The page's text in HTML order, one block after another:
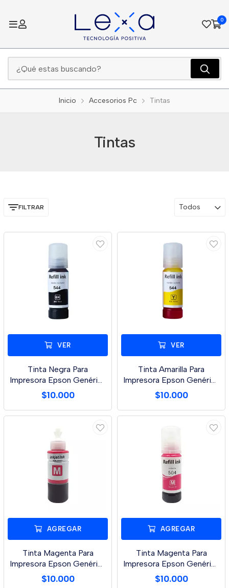
0
Inicio Accesorios Pc Tintas
Tintas
FILTRAR Todos
VER
Tinta Negra Para
Impresora Epson Genérica
X 70 Ml L3110/L3
$10.000
VER
Tinta Amarilla Para
Impresora Epson Genérica
X 70 Ml L3110
$10.000
AGREGAR
Tinta Magenta Para
Impresora Epson Genérica
X 100ml L210/L35
$10.000
AGREGAR
Tinta Magenta Para
Impresora Epson Genérica
X 70 Ml L3110/L3
$10.000